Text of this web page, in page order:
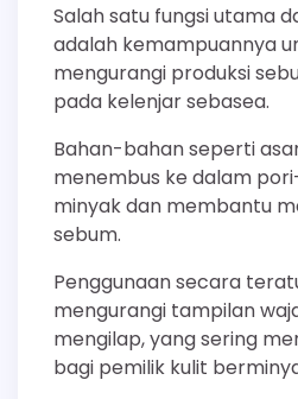
Salah satu fungsi utama
adalah kemampuannya
mengurangi produksi
pada kelenjar sebasea.
Bahan-bahan seperti
menembus ke dalam
minyak dan membantu
sebum.
Penggunaan secara
mengurangi tampilan
mengilap, yang sering
bagi pemilik kulit